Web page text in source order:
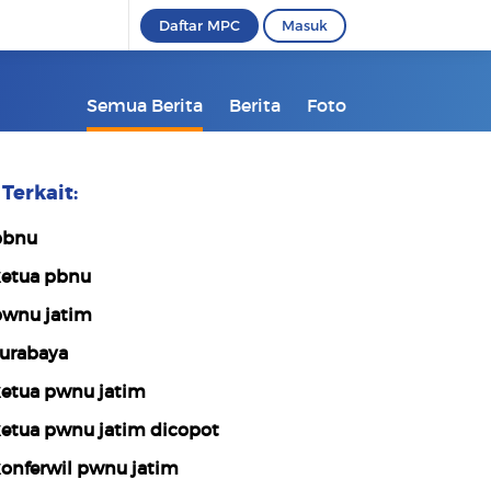
Daftar MPC Masuk
Semua Berita Berita Foto
pbnu
jatim
pwnu jatim
pwnu jatim dicopot
pwnu jatim